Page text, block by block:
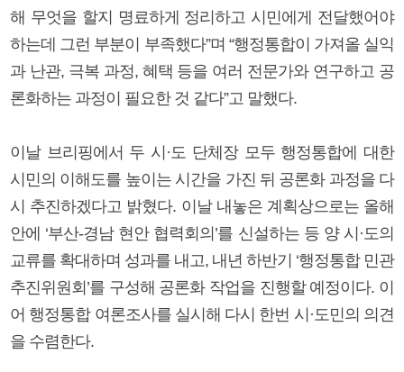
해 무엇을 할지 명료하게 정리하고 시민에게 전달했어야
하는데 그런 부분이 부족했다”며 “행정통합이 가져올 실익
과 난관, 극복 과정, 혜택 등을 여러 전문가와 연구하고 공
론화하는 과정이 필요한 것 같다”고 말했다.
이날 브리핑에서 두 시·도 단체장 모두 행정통합에 대한
시민의 이해도를 높이는 시간을 가진 뒤 공론화 과정을 다
시 추진하겠다고 밝혔다. 이날 내놓은 계획상으로는 올해
안에 ‘부산-경남 현안 협력회의’를 신설하는 등 양 시·도의
교류를 확대하며 성과를 내고, 내년 하반기 ‘행정통합 민관
추진위원회’를 구성해 공론화 작업을 진행할 예정이다. 이
어 행정통합 여론조사를 실시해 다시 한번 시·도민의 의견
을 수렴한다.